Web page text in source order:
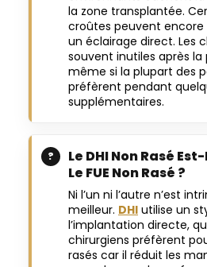
la zone transplantée.
croûtes peuvent encore
un éclairage direct. Les
souvent inutiles après
même si la plupart des
préfèrent pendant
supplémentaires.
Le DHI Non Rasé
Le FUE Non Rasé ?
Ni l’un ni l’autre n’est
meilleur. DHI utilise un
l’implantation directe,
chirurgiens préfèrent
rasés car il réduit les